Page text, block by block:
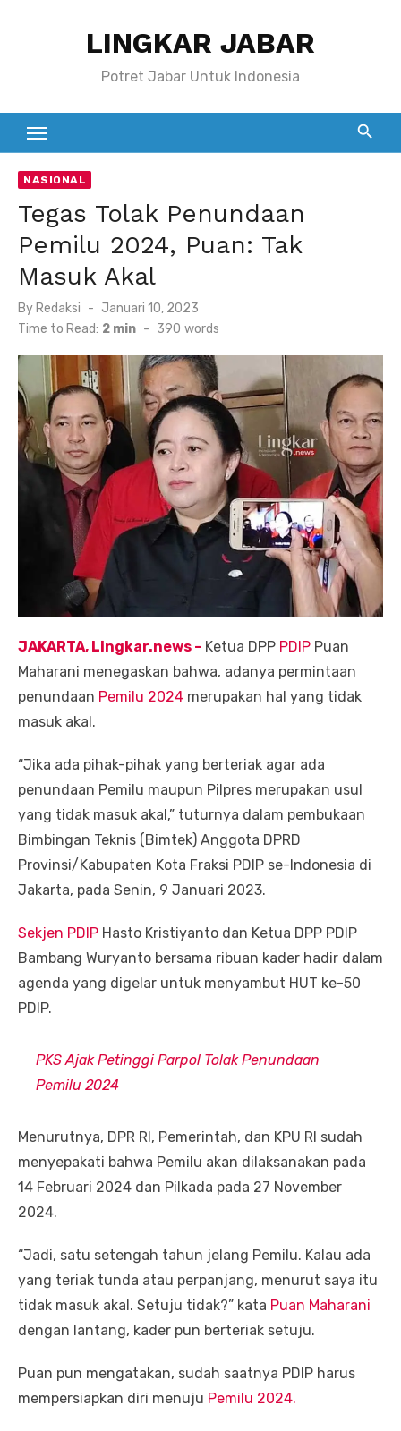
LINGKAR JABAR
Potret Jabar Untuk Indonesia
NASIONAL
Tegas Tolak Penundaan
Pemilu 2024, Puan: Tak
Masuk Akal
By Redaksi
Posted
on
Januari 10, 2023
Time to Read: 2 min - 390 words
JAKARTA, Lingkar.news – Ketua DPP PDIP Puan
Maharani menegaskan bahwa, adanya permintaan
penundaan Pemilu 2024 merupakan hal yang tidak
masuk akal.
“Jika ada pihak-pihak yang berteriak agar ada
penundaan Pemilu maupun Pilpres merupakan usul
yang tidak masuk akal,” tuturnya dalam pembukaan
Bimbingan Teknis (Bimtek) Anggota DPRD
Provinsi/Kabupaten Kota Fraksi PDIP se-Indonesia di
Jakarta, pada Senin, 9 Januari 2023.
Sekjen PDIP Hasto Kristiyanto dan Ketua DPP PDIP
Bambang Wuryanto bersama ribuan kader hadir dalam
agenda yang digelar untuk menyambut HUT ke-50
PDIP.
PKS Ajak Petinggi Parpol Tolak Penundaan
Pemilu 2024
Menurutnya, DPR RI, Pemerintah, dan KPU RI sudah
menyepakati bahwa Pemilu akan dilaksanakan pada
14 Februari 2024 dan Pilkada pada 27 November
2024.
“Jadi, satu setengah tahun jelang Pemilu. Kalau ada
yang teriak tunda atau perpanjang, menurut saya itu
tidak masuk akal. Setuju tidak?” kata Puan Maharani
dengan lantang, kader pun berteriak setuju.
Puan pun mengatakan, sudah saatnya PDIP harus
mempersiapkan diri menuju Pemilu 2024.